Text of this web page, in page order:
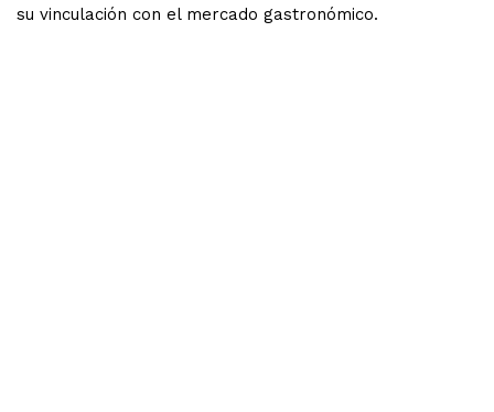
su vinculación con el mercado gastronómico.